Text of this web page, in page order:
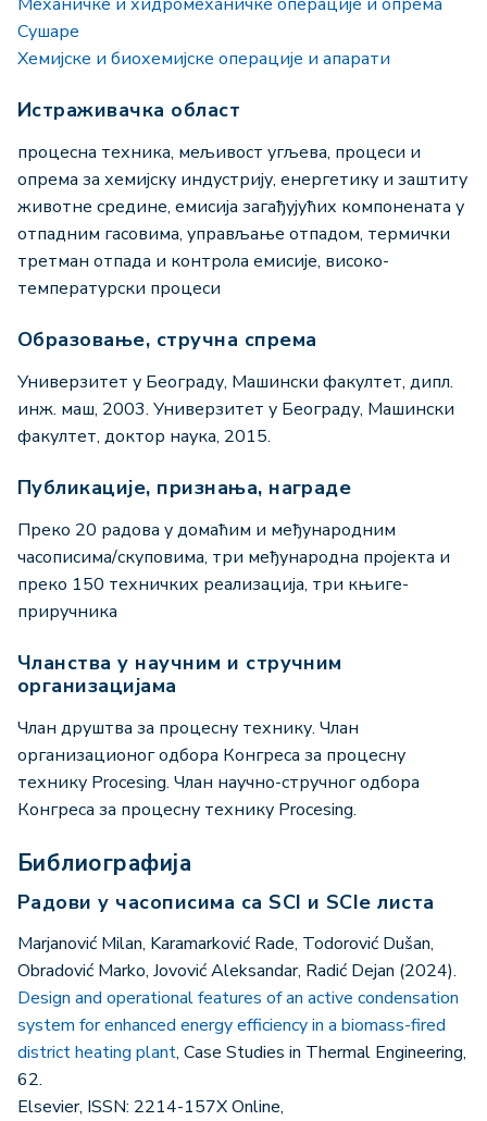
Сушаре
Хемијске и биохемијске операције и апарати
Истраживачка област
процесна техника, мељивост угљева, процеси и
опрема за хемијску индустрију, енергетику и заштиту
животне средине, емисија загађујућих компонената у
отпадним гасовима, управљање отпадом, термички
третман отпада и контрола емисије, високо-
температурски процеси
Образовање, стручна спрема
Универзитет у Београду, Машински факултет, дипл.
инж. маш, 2003. Универзитет у Београду, Машински
факултет, доктор наука, 2015.
Публикације, признања, награде
Преко 20 радова у домаћим и међународним
часописима/скуповима, три међународна пројекта и
преко 150 техничких реализација, три књиге-
приручника
Чланства у научним и стручним
организацијама
Члан друштва за процесну технику. Члан
организационог одбора Конгреса за процесну
технику Procesing. Члан научно-стручног одбора
Конгреса за процесну технику Procesing.
Библиографија
Радови у часописима са SCI и SCIe листа
Marjanović Milan, Karamarković Rade, Todorović Dušan,
Obradović Marko, Jovović Aleksandar, Radić Dejan (2024).
Design and operational features of an active condensation
system for enhanced energy efficiency in a biomass-fired
district heating plant, Case Studies in Thermal Engineering,
62.
Elsevier, ISSN: 2214-157X Online,